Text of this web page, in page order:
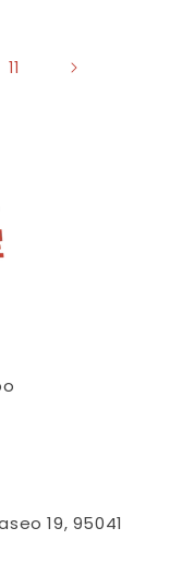
11
19, 95041